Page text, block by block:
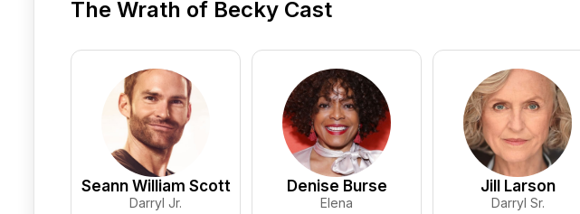
The Wrath of Becky Cast
Seann William Scott
Darryl Jr.
Denise Burse
Elena
Jill Larson
Darryl Sr.